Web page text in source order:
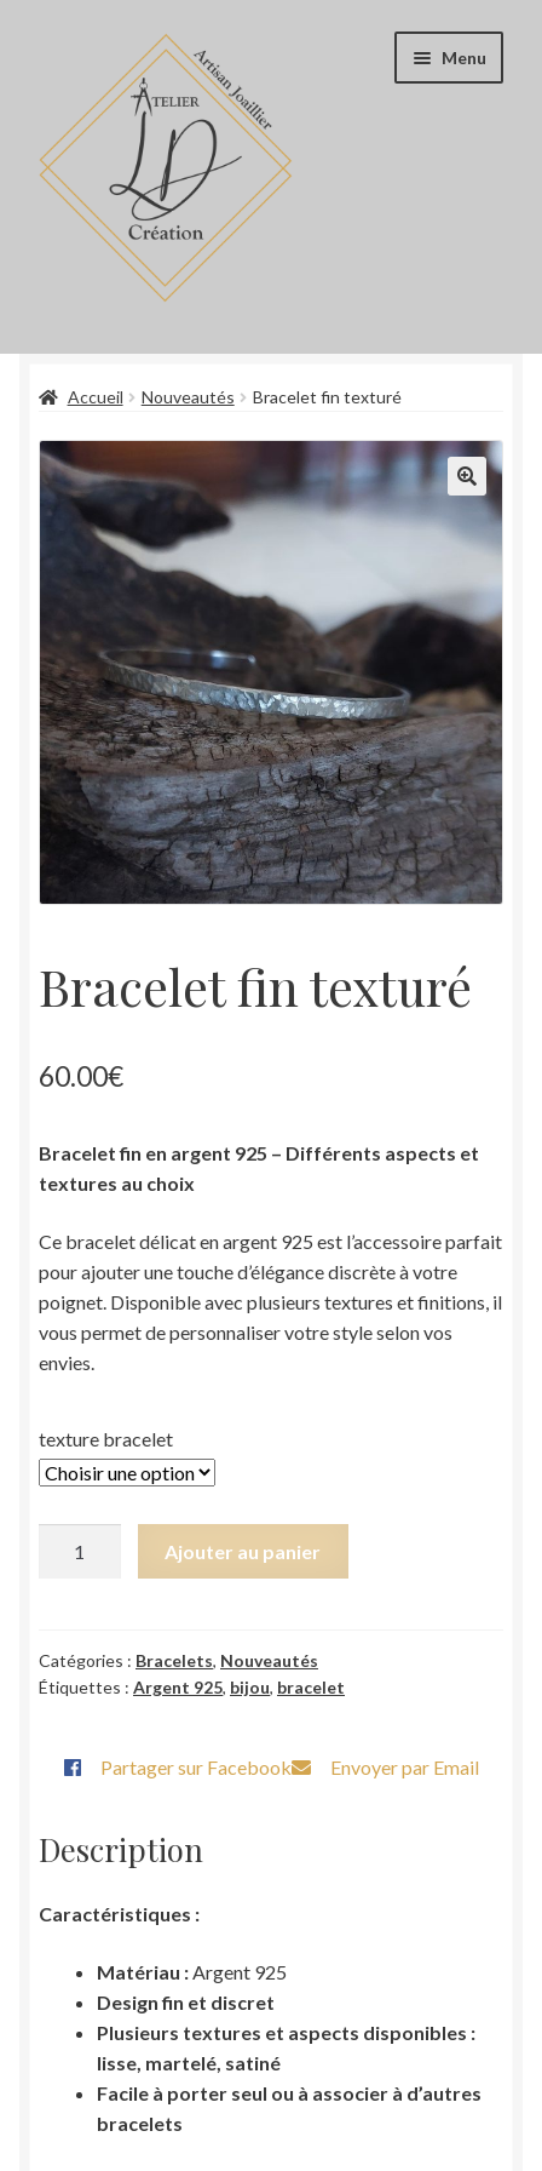
navigation
contenu
Menu
Boutique
Blog
Book
Tarifs
Contact
Accueil Nouveautés Bracelet fin texturé
Bracelet fin texturé
60.00€
Bracelet fin en argent 925 – Différents aspects et
textures au choix
Ce bracelet délicat en argent 925 est l’accessoire parfait
pour ajouter une touche d’élégance discrète à votre
poignet. Disponible avec plusieurs textures et finitions, il
vous permet de personnaliser votre style selon vos
envies.
texture bracelet
texturé
Ajouter au panier
Catégories : Bracelets, Nouveautés
Étiquettes : Argent 925, bijou, bracelet
Partager sur Facebook Envoyer par Email
Description
Caractéristiques :
Matériau :Argent 925
Design fin et discret
Plusieurs textures et aspects disponibles :
lisse, martelé, satiné
Facile à porter seul ou à associer à d’autres
bracelets